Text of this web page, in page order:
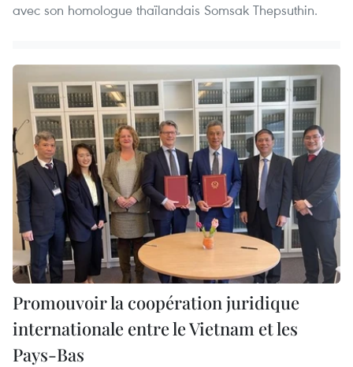
avec son homologue thaïlandais Somsak Thepsuthin.
Promouvoir la coopération juridique
internationale entre le Vietnam et les
Pays-Bas